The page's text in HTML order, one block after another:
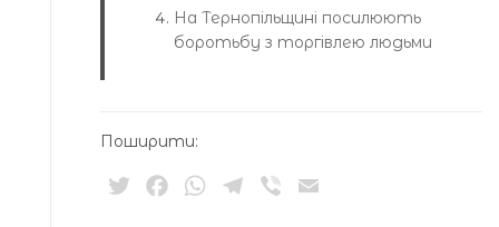
На Тернопільщині посилюють
боротьбу з торгівлею людьми
Поширити:
TwitterFacebookWhatsApp
Telegram
Viber